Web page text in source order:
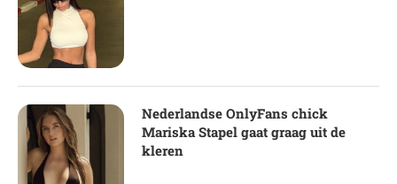
Nederlandse OnlyFans chick
Mariska Stapel gaat graag uit de
kleren